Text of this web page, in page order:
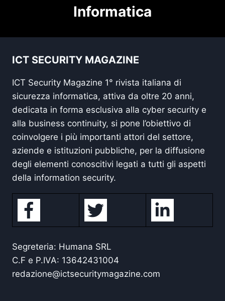
Informatica
ICT SECURITY MAGAZINE
ICT Security Magazine 1° rivista italiana di
sicurezza informatica, attiva da oltre 20 anni,
dedicata in forma esclusiva alla cyber security e
alla business continuity, si pone l’obiettivo di
coinvolgere i più importanti attori del settore,
aziende e istituzioni pubbliche, per la diffusione
degli elementi conoscitivi legati a tutti gli aspetti
della information security.
Segreteria: Humana SRL
C.F e P.IVA: 13642431004
redazione@ictsecuritymagazine.com